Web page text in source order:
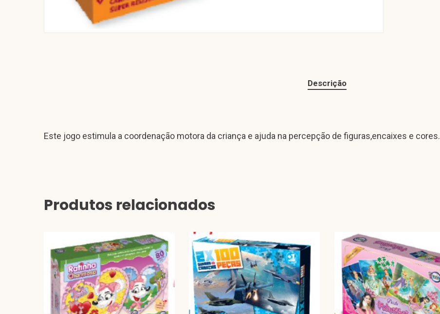
Descrição
Este jogo estimula a coordenação motora da criança e ajuda na percepção de figuras,encaixes e cores.
Produtos relacionados